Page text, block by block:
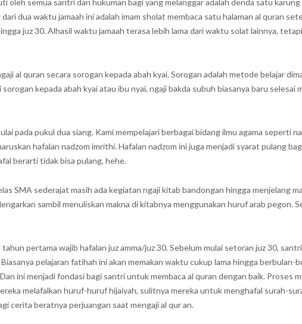
oleh semua santri dan hukuman bagi yang melanggar adalah denda satu
dua waktu jamaah ini adalah imam sholat membaca satu halaman al quran
juz 30. Alhasil waktu jamaah terasa lebih lama dari waktu solat lainnya,
al quran secara sorogan kepada abah kyai. Sorogan adalah metode belajar
kepada abah kyai atau ibu nyai, ngaji bakda subuh biasanya baru
pada pukul dua siang. Kami mempelajari berbagai bidang ilmu agama seperti
hafalan nadzom imrithi. Hafalan nadzom ini juga menjadi syarat pulang
berarti tidak bisa pulang, hehe.
SMA sederajat masih ada kegiatan ngaji kitab bandongan hingga menjelang
sambil menuliskan makna di kitabnya menggunakan huruf arab pegon.
pertama wajib hafalan juz amma/juz 30. Sebelum mulai setoran juz 30,
pelajaran fatihah ini akan memakan waktu cukup lama hingga berbulan-
ini menjadi fondasi bagi santri untuk membaca al quran dengan baik. Proses
melafalkan huruf-huruf hijaiyah, sulitnya mereka untuk menghafal surah-
cerita beratnya perjuangan saat mengaji al qur an.